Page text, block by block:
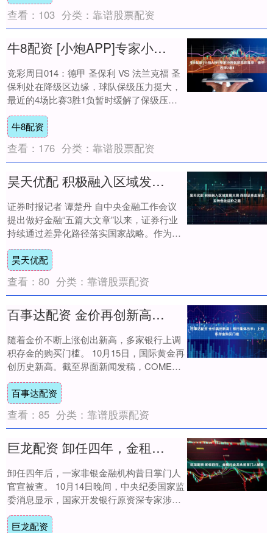
查看： 103 分类： 靠谱股票配资
牛8配资 [小炮APP]专家小炜侃球竞彩推荐：德甲西甲2串1
竞彩周日014：德甲 圣保利 VS 法兰克福 圣
保利处在降级区边缘，球队保级压力挺大，
最近的4场比赛3胜1负暂时缓解了保级压
力。法兰克福最近换帅以后开始赢球了....
牛8配资
查看： 176 分类： 靠谱股票配资
昊天优配 积极融入区域发展大局 西部证券走深走实特色化进阶之路
证券时报记者 谭楚丹 自中央金融工作会议
提出做好金融“五篇大文章”以来，证券行业
持续通过差异化路径落实国家战略。作为扎
根西部的券商，西部证券通过系统性布局与
区域....
昊天优配
查看： 80 分类： 靠谱股票配资
百事达配资 金价再创新高！银行集体出手：上调积存金购买门槛
随着金价不断上涨创出新高，多家银行上调
积存金的购买门槛。 10月15日，国际黄金再
创历史新高。截至界面新闻发稿，COMEX
黄金突破4200美元/盎司大关，最高触....
百事达配资
查看： 85 分类： 靠谱股票配资
巨龙配资 卸任四年，金租行业龙头前掌门人被查
卸任四年后，一家非银金融机构昔日掌门人
官宣被查。 10月14日晚间，中央纪委国家监
委消息显示，国家开发银行原资深专家涉嫌
严重违纪违法接受审查调查。王学东于
201....
巨龙配资